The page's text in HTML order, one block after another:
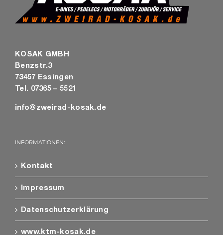
KOSAK GMBH
Benzstr.3
73457 Essingen
Tel. 07365 – 5521
info@zweirad-kosak.de
INFORMATIONEN:
Kontakt
Impressum
Datenschutzerklärung
www.ktm-kosak.de